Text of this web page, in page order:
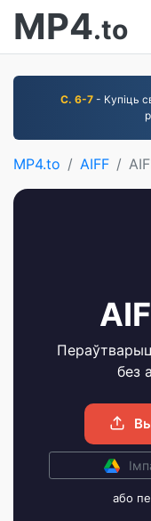
MP4.to
С. 6-7- Купіць
MP4.to AIFF
без
або